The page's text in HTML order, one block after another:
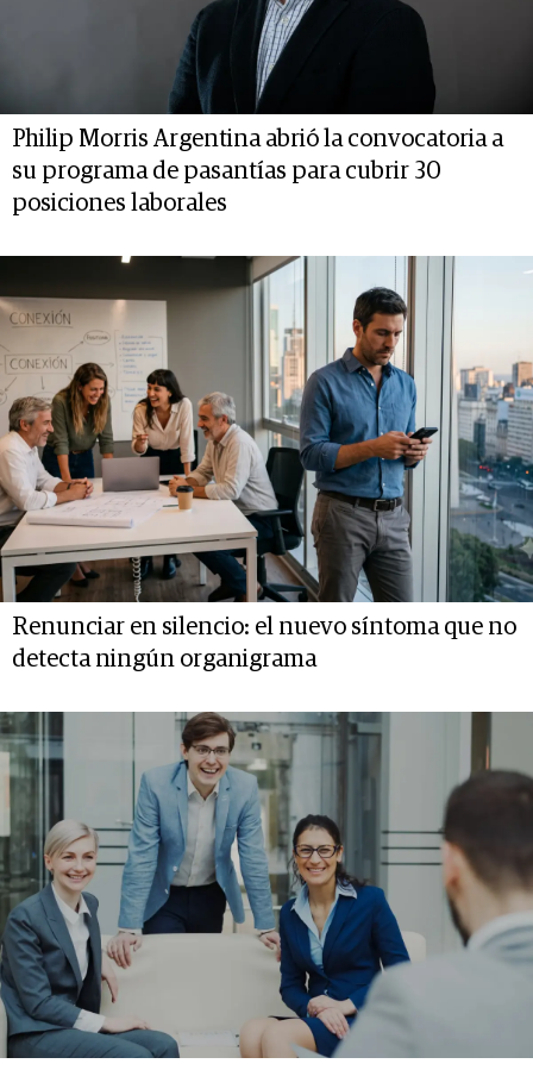
Philip Morris Argentina abrió la convocatoria a
su programa de pasantías para cubrir 30
posiciones laborales
Renunciar en silencio: el nuevo síntoma que no
detecta ningún organigrama